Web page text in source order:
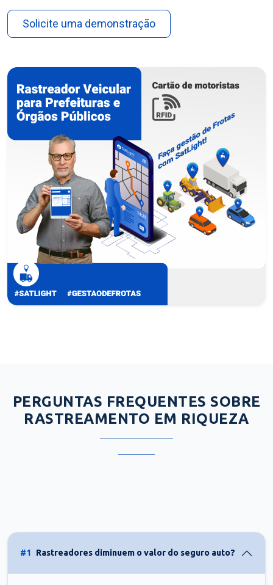
Solicite uma demonstração
PERGUNTAS FREQUENTES SOBRE
RASTREAMENTO EM RIQUEZA
#1 Rastreadores diminuem o valor do seguro auto?